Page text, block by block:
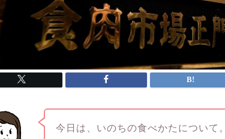
今日は、いのちの食べかたについて。